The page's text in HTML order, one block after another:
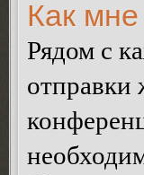
Как
Рядом с
отправки